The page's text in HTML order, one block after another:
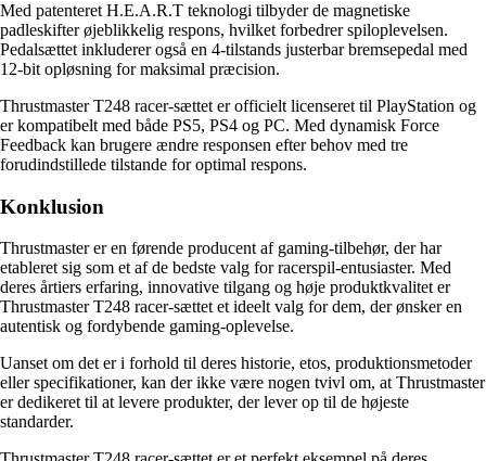
Med patenteret H.E.A.R.T teknologi tilbyder de magnetiske
padleskifter øjeblikkelig respons, hvilket forbedrer spiloplevelsen.
Pedalsættet inkluderer også en 4-tilstands justerbar bremsepedal med
12-bit opløsning for maksimal præcision.
Thrustmaster T248 racer-sættet er officielt licenseret til PlayStation og
er kompatibelt med både PS5, PS4 og PC. Med dynamisk Force
Feedback kan brugere ændre responsen efter behov med tre
forudindstillede tilstande for optimal respons.
Konklusion
Thrustmaster er en førende producent af gaming-tilbehør, der har
etableret sig som et af de bedste valg for racerspil-entusiaster. Med
deres årtiers erfaring, innovative tilgang og høje produktkvalitet er
Thrustmaster T248 racer-sættet et ideelt valg for dem, der ønsker en
autentisk og fordybende gaming-oplevelse.
Uanset om det er i forhold til deres historie, etos, produktionsmetoder
eller specifikationer, kan der ikke være nogen tvivl om, at Thrustmaster
er dedikeret til at levere produkter, der lever op til de højeste
standarder.